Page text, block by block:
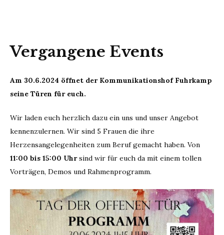
Vergangene Events
Am 30.6.2024 öffnet der Kommunikationshof Fuhrkamp
seine Türen für euch.
Wir laden euch herzlich dazu ein uns und unser Angebot
kennenzulernen. Wir sind 5 Frauen die ihre
Herzensangelegenheiten zum Beruf gemacht haben. Von
11:00 bis 15:00 Uhrsind wir für euch da mit einem tollen
Vorträgen, Demos und Rahmenprogramm.